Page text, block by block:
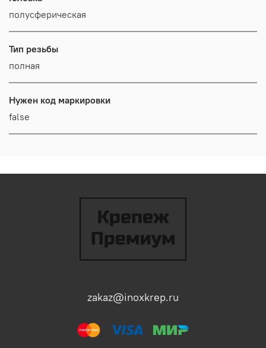
полусферическая
Тип резьбы
полная
Нужен код маркировки
false
zakaz@inoxkrep.ru